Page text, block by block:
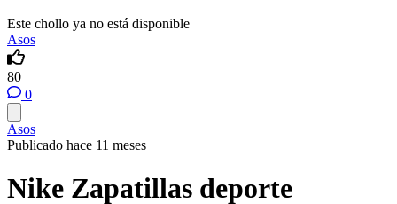
Este chollo ya no está disponible
Asos
80
0
Asos
Publicado hace 11 meses
Nike Zapatillas deporte